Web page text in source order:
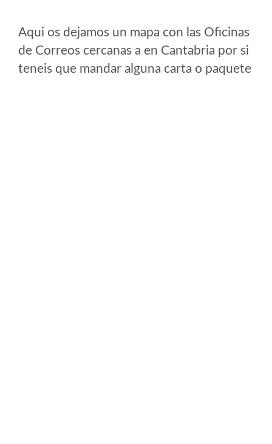
Aqui os dejamos un mapa con las Oficinas
de Correos cercanas a en Cantabria por si
teneis que mandar alguna carta o paquete